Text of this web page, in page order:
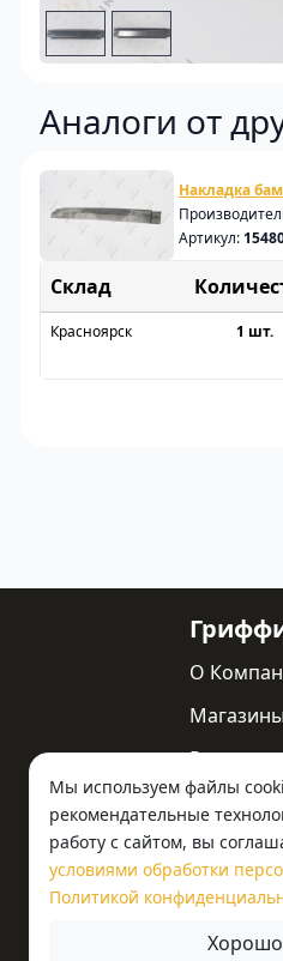
Аналоги от
Накладка
Артикул:
Склад
Красноярск 1 шт.
Мы используем файлы
рекомендательные
работу с сайтом, вы
условиями обработки
Политикой
Хорошо
О
Магазины
Статьи
Новости
Контакты